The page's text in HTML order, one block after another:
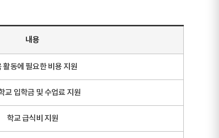
내용
활동에 필요한 비용 지원
교 입학금 및 수업료 지원
학교 급식비 지원